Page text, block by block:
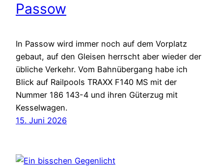
Passow
In Passow wird immer noch auf dem Vorplatz
gebaut, auf den Gleisen herrscht aber wieder der
übliche Verkehr. Vom Bahnübergang habe ich
Blick auf Railpools TRAXX F140 MS mit der
Nummer 186 143-4 und ihren Güterzug mit
Kesselwagen.
15. Juni 2026